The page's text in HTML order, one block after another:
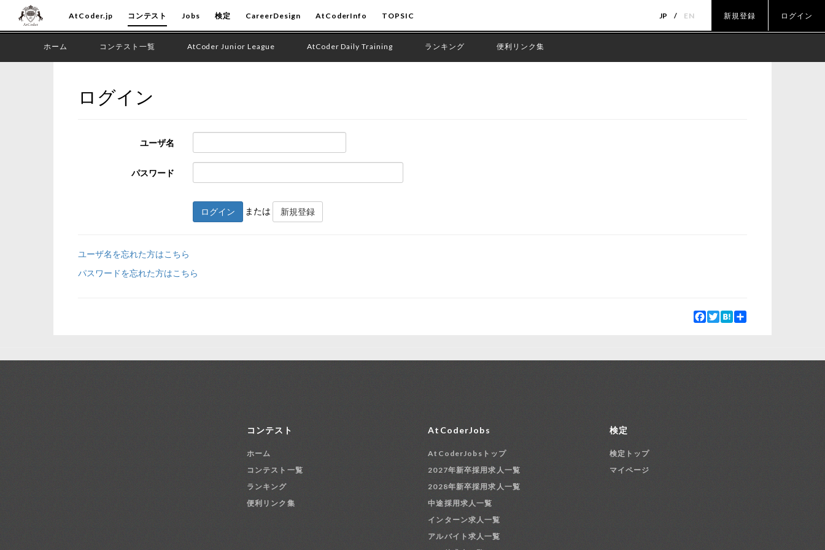
AtCoder.jp コンテスト Jobs 検定 CareerDesign AtCoderInfo TOPSIC JP EN 新規登録 ログイン
ホーム コンテスト一覧 AtCoder Junior League AtCoder Daily Training ランキング 便利リンク集
ログイン
ユーザ名
パスワード
ログイン または 新規登録
ユーザ名を忘れた方はこちら
パスワードを忘れた方はこちら
Facebook
Twitter
Hatena
コンテスト
ホーム
コンテスト一覧
ランキング
便利リンク集
AtCoderJobs
AtCoderJobsトップ
2027年新卒採用求人一覧
2028年新卒採用求人一覧
中途採用求人一覧
インターン求人一覧
アルバイト求人一覧
検定
検定トップ
マイページ